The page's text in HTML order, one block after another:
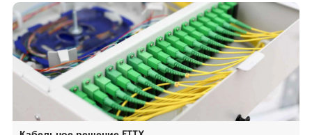
методам траншеи и воздуховодов.